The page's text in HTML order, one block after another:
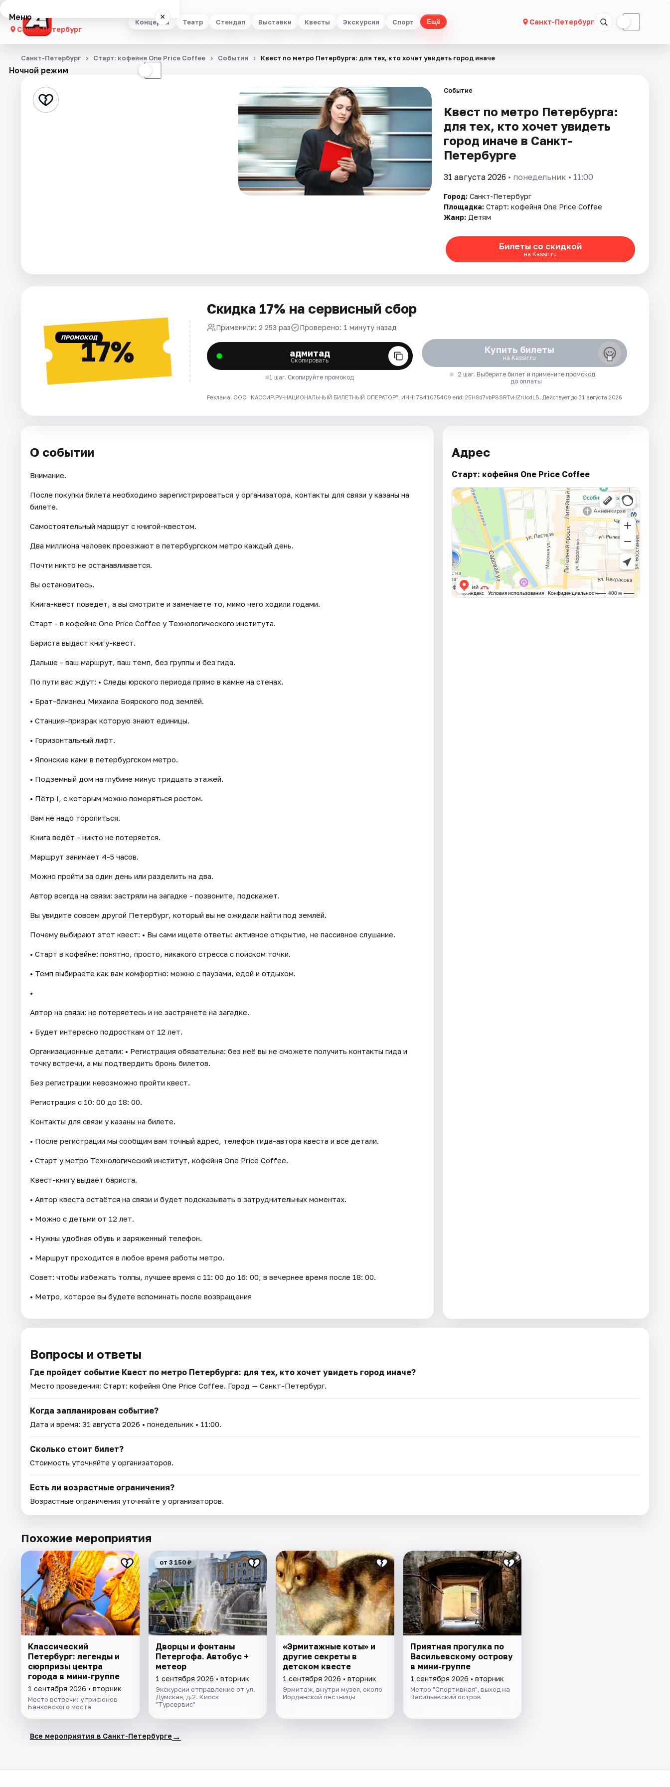
Концерты Театр Стендап Выставки Квесты Экскурсии Спорт Ещё Санкт-Петербург ☾
Меню ×
Санкт-Петербург
Концерты
Стендап
Площадки
Ночной режим ☾
Санкт-Петербург Старт: кофейня One Price Coffee События Квест по метро Петербурга: для тех, кто хочет увидеть город иначе
Событие
Квест по метро Петербурга:
для тех, кто хочет увидеть
город иначе в Санкт-
Петербурге
31 августа 2026 • понедельник • 11:00
Город: Санкт-Петербург
Площадка: Старт: кофейня One Price Coffee
Жанр: Детям
Билеты со скидкой
на Kassir.ru
ПРОМОКОД17%
Скидка 17% на сервисный сбор
Применили: 2 253 раз Проверено: 1 минуту назад
адмитад
Скопировать
1 шаг. Скопируйте промокод
Купить билеты
на Kassir.ru
2 шаг. Выберите билет и примените промокод
до оплаты
Реклама. ООО "КАССИР.РУ-НАЦИОНАЛЬНЫЙ БИЛЕТНЫЙ ОПЕРАТОР", ИНН: 7841075409 erid: 25H8d7vbP8SRTvHZrUcdLB. Действует до 31 августа 2026
О событии
Внимание.
После покупки билета необходимо зарегистрироваться у организатора, контакты для связи у казаны на
билете.
Самостоятельный маршрут с книгой-квестом.
Два миллиона человек проезжают в петербургском метро каждый день.
Почти никто не останавливается.
Вы остановитесь.
Книга-квест поведёт, а вы смотрите и замечаете то, мимо чего ходили годами.
Старт - в кофейне One Price Coffee у Технологического института.
Бариста выдаст книгу-квест.
Дальше - ваш маршрут, ваш темп, без группы и без гида.
По пути вас ждут: • Следы юрского периода прямо в камне на стенах.
• Брат-близнец Михаила Боярского под землёй.
• Станция-призрак которую знают единицы.
• Горизонтальный лифт.
• Японские ками в петербургском метро.
• Подземный дом на глубине минус тридцать этажей.
• Пётр I, с которым можно померяться ростом.
Вам не надо торопиться.
Книга ведёт - никто не потеряется.
Маршрут занимает 4-5 часов.
Можно пройти за один день или разделить на два.
Автор всегда на связи: застряли на загадке - позвоните, подскажет.
Вы увидите совсем другой Петербург, который вы не ожидали найти под землёй.
Почему выбирают этот квест: • Вы сами ищете ответы: активное открытие, не пассивное слушание.
• Старт в кофейне: понятно, просто, никакого стресса с поиском точки.
• Темп выбираете как вам комфортно: можно с паузами, едой и отдыхом.
•
Автор на связи: не потеряетесь и не застрянете на загадке.
• Будет интересно подросткам от 12 лет.
Организационные детали: • Регистрация обязательна: без неё вы не сможете получить контакты гида и
точку встречи, а мы подтвердить бронь билетов.
Без регистрации невозможно пройти квест.
Регистрация с 10: 00 до 18: 00.
Контакты для связи у казаны на билете.
• После регистрации мы сообщим вам точный адрес, телефон гида-автора квеста и все детали.
• Старт у метро Технологический институт, кофейня One Price Coffee.
Квест-книгу выдаёт бариста.
• Автор квеста остаётся на связи и будет подсказывать в затруднительных моментах.
• Можно с детьми от 12 лет.
• Нужны удобная обувь и заряженный телефон.
• Маршрут проходится в любое время работы метро.
Совет: чтобы избежать толпы, лучшее время с 11: 00 до 16: 00; в вечернее время после 18: 00.
• Метро, которое вы будете вспоминать после возвращения
Адрес
Старт: кофейня One Price Coffee
Вопросы и ответы
Где пройдет событие Квест по метро Петербурга: для тех, кто хочет увидеть город иначе?
Место проведения: Старт: кофейня One Price Coffee. Город — Санкт-Петербург.
Когда запланирован событие?
Дата и время: 31 августа 2026 • понедельник • 11:00.
Сколько стоит билет?
Стоимость уточняйте у организаторов.
Есть ли возрастные ограничения?
Возрастные ограничения уточняйте у организаторов.
Похожие мероприятия
Классический
Петербург: легенды и
сюрпризы центра
города в мини-группе
1 сентября 2026 • вторник
Место встречи: у грифонов
Банковского моста
от 3 150 ₽
Дворцы и фонтаны
Петергофа. Автобус +
метеор
1 сентября 2026 • вторник
Экскурсии отправление от ул.
Думская, д.2. Киоск
"Турсервис"
«Эрмитажные коты» и
другие секреты в
детском квесте
1 сентября 2026 • вторник
Эрмитаж, внутри музея, около
Иорданской лестницы
Приятная прогулка по
Васильевскому острову
в мини-группе
1 сентября 2026 • вторник
Метро "Спортивная", выход на
Васильевский остров
Все мероприятия в Санкт-Петербурге →